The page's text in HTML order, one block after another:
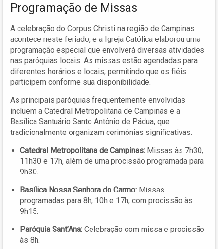
Programação de Missas
A celebração do Corpus Christi na região de Campinas
acontece neste feriado, e a Igreja Católica elaborou uma
programação especial que envolverá diversas atividades
nas paróquias locais. As missas estão agendadas para
diferentes horários e locais, permitindo que os fiéis
participem conforme sua disponibilidade.
As principais paróquias frequentemente envolvidas
incluem a Catedral Metropolitana de Campinas e a
Basílica Santuário Santo Antônio de Pádua, que
tradicionalmente organizam cerimônias significativas.
Catedral Metropolitana de Campinas: Missas às 7h30,
11h30 e 17h, além de uma procissão programada para
9h30.
Basílica Nossa Senhora do Carmo: Missas
programadas para 8h, 10h e 17h, com procissão às
9h15.
Paróquia Sant’Ana: Celebração com missa e procissão
às 8h.